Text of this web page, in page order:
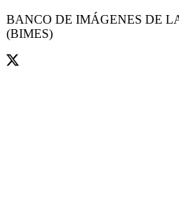
BANCO DE IMÁGENES DE
(BIMES)